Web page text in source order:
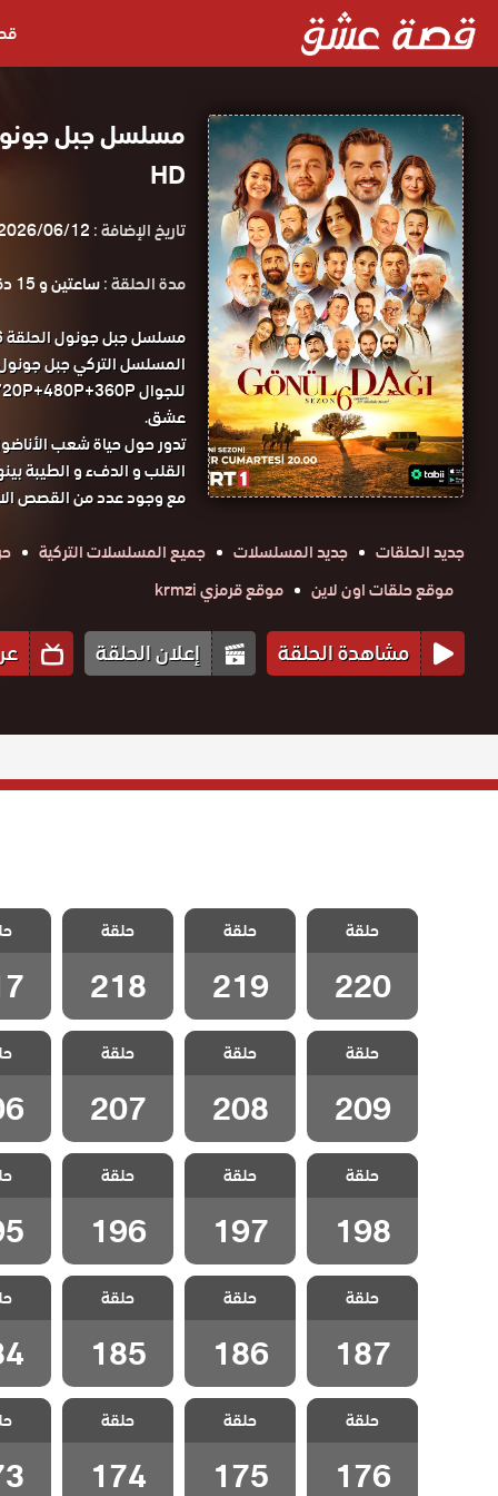
HD
تاريخ الإضافة :06/12
مدة الحلقة :ساعتين و 15 دقيقة
عشق.
تدور حول حياة شعب
القلب و الدفء و الطيبة
مع وجود عدد من القصص
جديد الحلقات
جديد المسلسلات جميع المسلسلات التركية
موقع حلقات اون لاين
موقع قرمزي krmzi
مشاهدة الحلقة إعلان الحلقة
مسلسل جبل
جونول الحلقة
220 والاخيرة
حلقة
220
مسلسل جبل
جونول الحلقة
219
حلقة
219
مسلسل جبل
جونول الحلقة
218
حلقة
218
مسلسل جبل
جونول الحلقة
209
حلقة
209
مسلسل جبل
جونول الحلقة
208
حلقة
208
مسلسل جبل
جونول الحلقة
207
حلقة
207
مسلسل جبل
جونول الحلقة
198
حلقة
198
مسلسل جبل
جونول الحلقة
197
حلقة
197
مسلسل جبل
جونول الحلقة
196
حلقة
196
مسلسل جبل
جونول الحلقة
187
حلقة
187
مسلسل جبل
جونول الحلقة
186
حلقة
186
مسلسل جبل
جونول الحلقة
185
حلقة
185
مسلسل جبل
جونول الحلقة
176
حلقة
176
مسلسل جبل
جونول الحلقة
175
حلقة
175
مسلسل جبل
جونول الحلقة
174
حلقة
174